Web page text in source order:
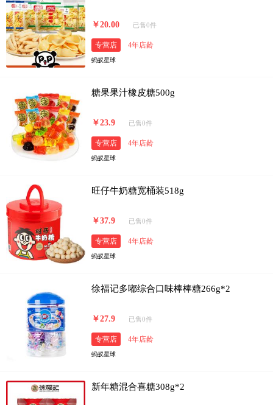
￥20.00 已售0件
专营店 4年店龄
蚂蚁星球
糖果果汁橡皮糖500g
￥23.9 已售0件
专营店 4年店龄
蚂蚁星球
旺仔牛奶糖宽桶装518g
￥37.9 已售0件
专营店 4年店龄
蚂蚁星球
徐福记多嘟综合口味棒棒糖266g*2
￥27.9 已售0件
专营店 4年店龄
蚂蚁星球
新年糖混合喜糖308g*2